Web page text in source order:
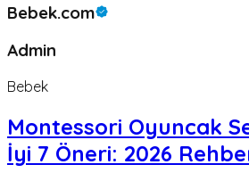
Bebek.com
Admin
Bebek
Montessori Oyuncak
İyi 7 Öneri: 2026